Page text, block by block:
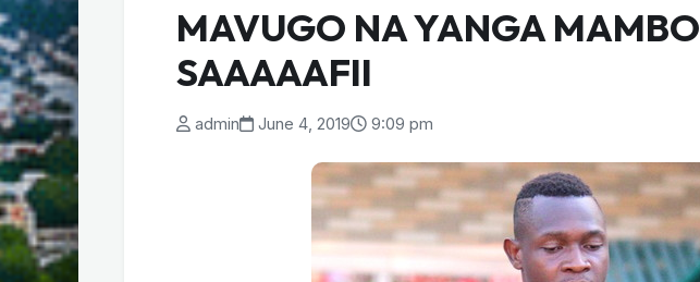
MAVUGO NA YANGA MAMBO
SAAAAAFII
admin June 4, 2019 9:09 pm